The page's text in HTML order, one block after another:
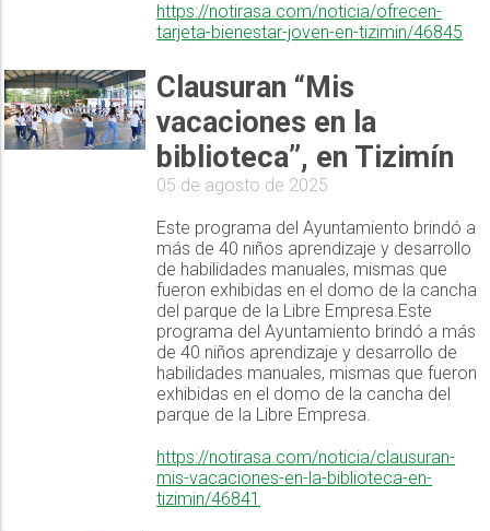
https://notirasa.com/noticia/ofrecen-
tarjeta-bienestar-joven-en-tizimin/46845
Clausuran “Mis
vacaciones en la
biblioteca”, en Tizimín
05 de agosto de 2025
Este programa del Ayuntamiento brindó a
más de 40 niños aprendizaje y desarrollo
de habilidades manuales, mismas que
fueron exhibidas en el domo de la cancha
del parque de la Libre Empresa.Este
programa del Ayuntamiento brindó a más
de 40 niños aprendizaje y desarrollo de
habilidades manuales, mismas que fueron
exhibidas en el domo de la cancha del
parque de la Libre Empresa.
https://notirasa.com/noticia/clausuran-
mis-vacaciones-en-la-biblioteca-en-
tizimin/46841